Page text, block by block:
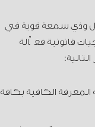
وذي سمعة قوية في
قانونية فعّالة
الكافية بكافة